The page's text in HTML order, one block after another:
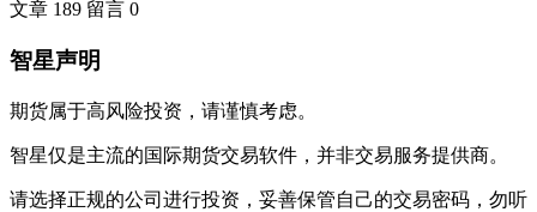
文章 189 留言 0
智星声明
期货属于高风险投资，请谨慎考虑。
智星仅是主流的国际期货交易软件，并非交易服务提供商。
请选择正规的公司进行投资，妥善保管自己的交易密码，勿听